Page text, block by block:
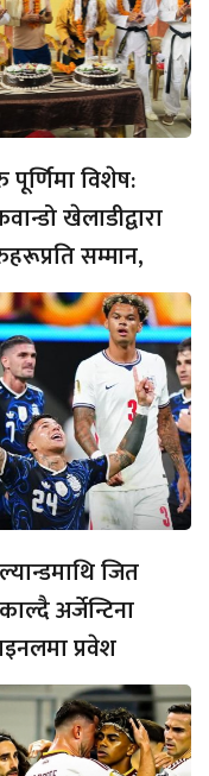
पूर्णिमा विशेष:
खेलाडीद्वारा
सम्मान,
विशेष
जित
अर्जेन्टिना
प्रवेश